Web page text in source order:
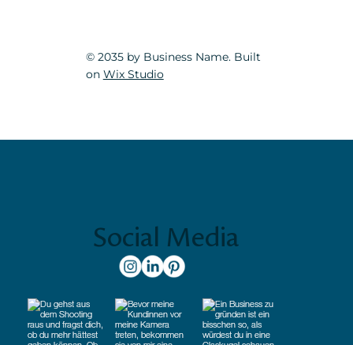
© 2035 by Business Name. Built
on Wix Studio
Social Media